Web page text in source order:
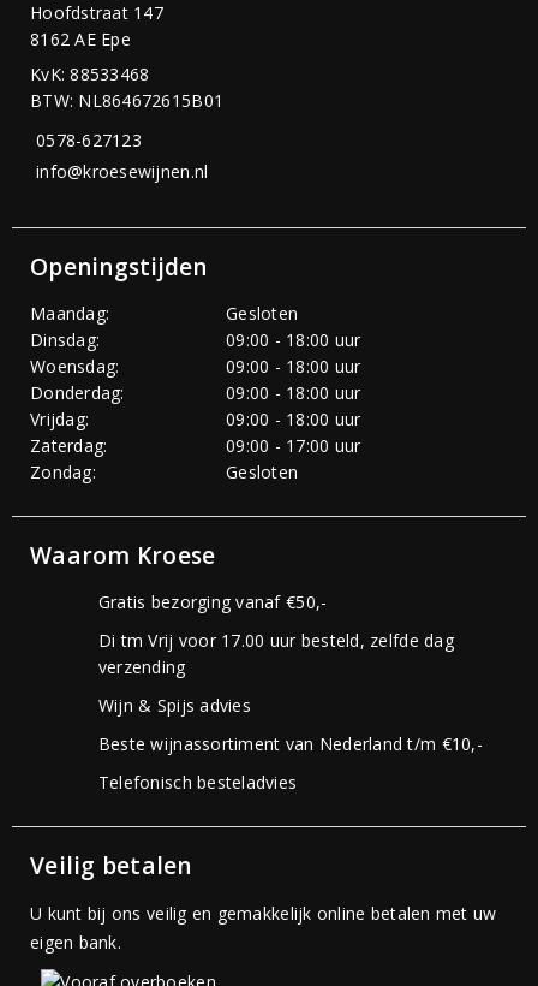
Hoofdstraat 147
8162 AE Epe
KvK: 88533468
BTW: NL864672615B01
0578-627123
info@kroesewijnen.nl
Openingstijden
Maandag:
Gesloten
Dinsdag:
09:00 - 18:00 uur
Woensdag:
09:00 - 18:00 uur
Donderdag:
09:00 - 18:00 uur
Vrijdag:
09:00 - 18:00 uur
Zaterdag:
09:00 - 17:00 uur
Zondag:
Gesloten
Waarom Kroese
Gratis bezorging vanaf €50,-
Di tm Vrij voor 17.00 uur besteld, zelfde dag
verzending
Wijn & Spijs advies
Beste wijnassortiment van Nederland t/m €10,-
Telefonisch besteladvies
Veilig betalen
U kunt bij ons veilig en gemakkelijk online betalen met uw
eigen bank.